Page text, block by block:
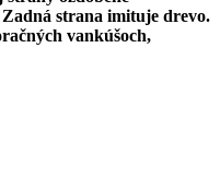
strana imituje drevo.
vankúšoch,